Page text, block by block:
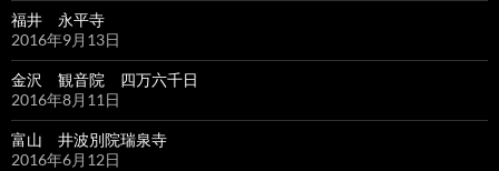
福井 永平寺
2016年9月13日
金沢 観音院 四万六千日
2016年8月11日
富山 井波別院瑞泉寺
2016年6月12日